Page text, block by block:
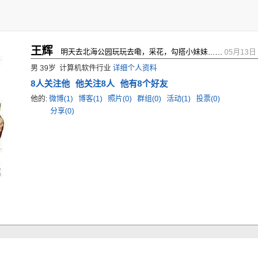
王辉 明天去北海公园玩玩去嘞，采花，勾搭小妹妹…… 05月13日
男 39岁 计算机软件行业 详细个人资料
8人关注他 他关注8人 他有8个好友
他的: 微博(1) 博客(1) 照片(0) 群组(0) 活动(1)
投票(0)
分享(0)